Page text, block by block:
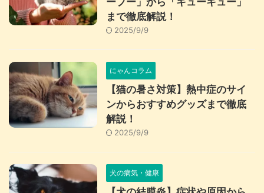
まで徹底解説！
2025/9/9
にゃんコラム
【猫の暑さ対策】熱中症のサイ
ンからおすすめグッズまで徹底
解説！
2025/9/9
犬の病気・健康